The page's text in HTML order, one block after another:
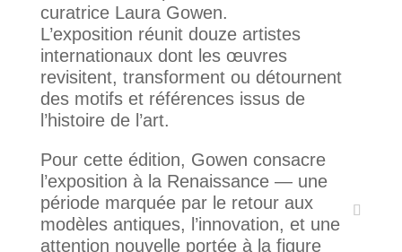
curatrice Laura Gowen.
L’exposition réunit douze artistes
internationaux dont les œuvres
revisitent, transforment ou détournent
des motifs et références issus de
l’histoire de l’art.
Pour cette édition, Gowen consacre
l’exposition à la Renaissance — une
période marquée par le retour aux
modèles antiques, l’innovation, et une
attention nouvelle portée à la figure